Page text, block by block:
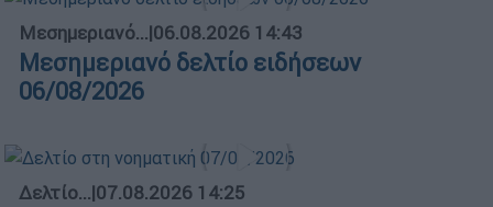
Μεσημεριανό...|06.08.2026 14:43
Μεσημεριανό δελτίο ειδήσεων
06/08/2026
Δελτίο...|07.08.2026 14:25